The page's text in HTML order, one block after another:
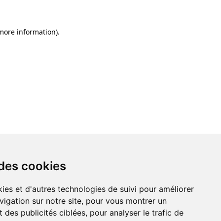
cookies
et d'autres technologies de suivi pour améliorer
sur notre site, pour vous montrer un
des publicités ciblées, pour analyser le trafic de
information).